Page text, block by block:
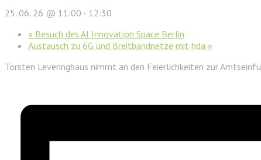
25. 06. 26 @ 11:00 - 12:30
« Besuch des AI Innovation Space Berlin
Austausch zu 6G und Breitbandnetze mit hda »
Torsten Leveringhaus nimmt an den Feierlichkeiten zur